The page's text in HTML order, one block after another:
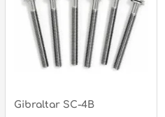
Gibraltar SC-4B